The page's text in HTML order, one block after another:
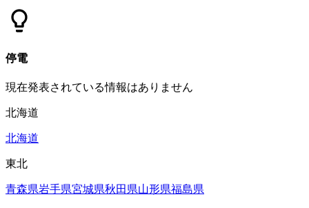
停電
現在発表されている情報はありません
北海道
北海道
東北
青森県岩手県宮城県秋田県山形県福島県